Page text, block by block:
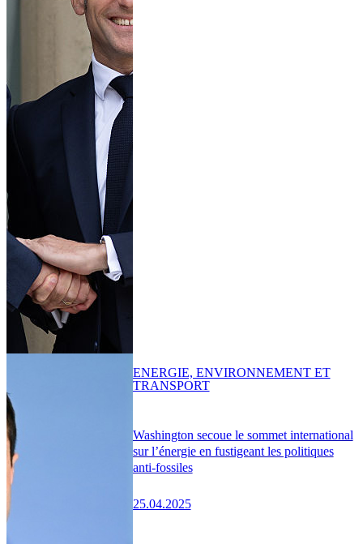
Washington secoue le sommet international
sur l’énergie en fustigeant les politiques
anti-fossiles
25.04.2025
ENERGIE, ENVIRONNEMENT ET
TRANSPORT